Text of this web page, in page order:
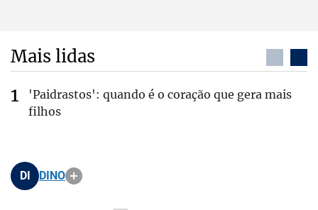
Mais lidas
'Paidrastos': quando é o coração que gera mais
filhos
DI DINO